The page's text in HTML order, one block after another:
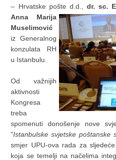
– Hrvatske pošte d.d., dr. sc.
Anna Marija
Muselimović
iz Generalnog
konzulata RH
u Istanbulu.
Od važnijih
aktivnosti
Kongresa
treba
spomenuti donošenje nove
"Istanbulske svjetske poštanske
smjer UPU-ova rada za
koja se temelji na načelima